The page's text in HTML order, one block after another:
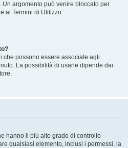
argomento può venire bloccato per
ai Termini di Utilizzo.
che possono essere associate agli
La possibilità di usarle dipende dai
hanno il più alto grado di controllo
qualsiasi elemento, inclusi i permessi, la